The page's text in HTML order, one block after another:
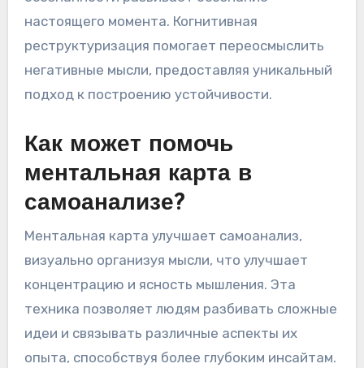
развивают позитивный внутренний диалог, в
конечном итоге улучшая концентрацию и
производительность. Ведение дневника
позволяет людям обрабатывать эмоции и
осознанности развивает осознание
реструктуризация помогает переосмыслить
негативные мысли, предоставляя уникальный
подход к построению устойчивости.
Как может помочь
ментальная карта в
самоанализе?